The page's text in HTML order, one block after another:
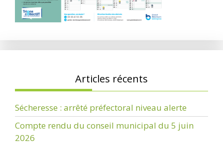
Articles récents
Sécheresse : arrêté préfectoral niveau alerte
Compte rendu du conseil municipal du 5 juin
2026